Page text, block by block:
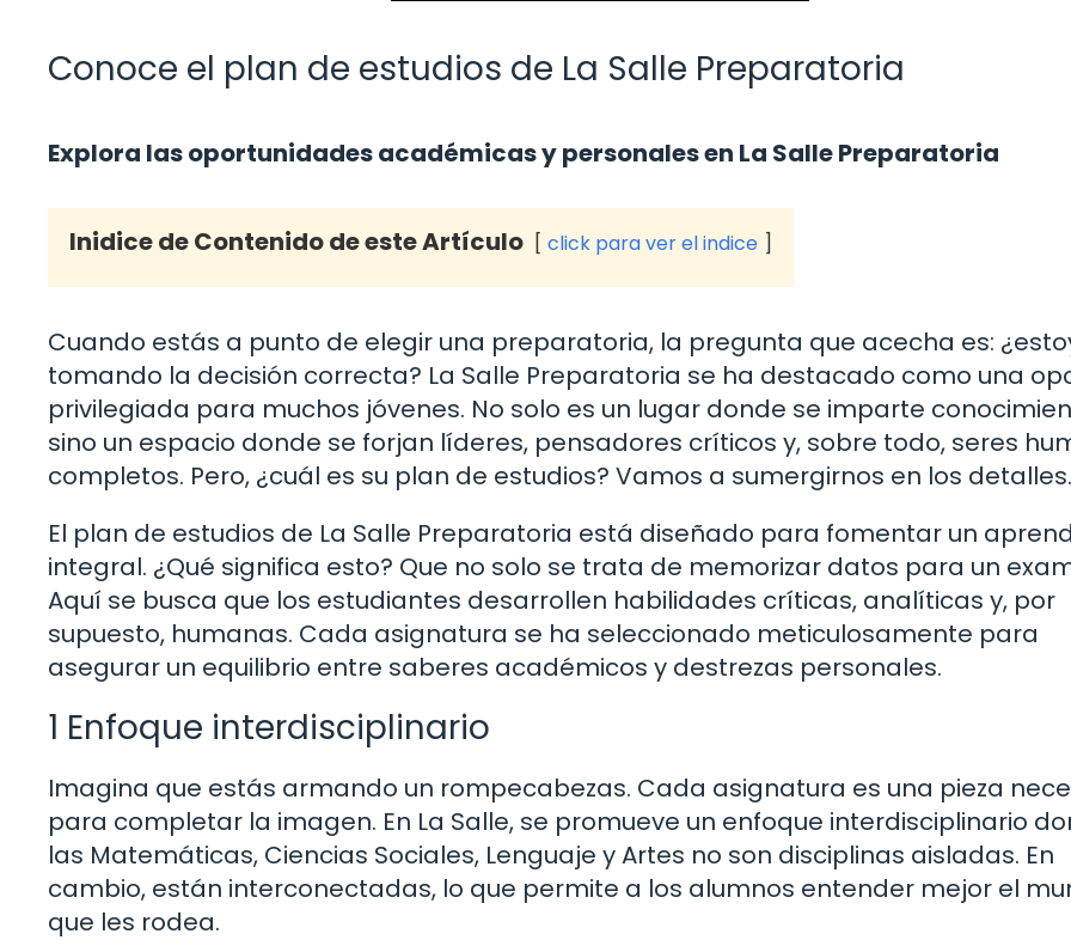
Conoce el plan de estudios de La Salle Preparatoria
Explora las oportunidades académicas y personales en La Salle Preparatoria
Inidice de Contenido de este Artículo click para ver el indice
Cuando estás a punto de elegir una preparatoria, la pregunta que acecha es:
tomando la decisión correcta? La Salle Preparatoria se ha destacado como una
privilegiada para muchos jóvenes. No solo es un lugar donde se imparte
sino un espacio donde se forjan líderes, pensadores críticos y, sobre todo, seres
completos. Pero, ¿cuál es su plan de estudios? Vamos a sumergirnos en los detalles.
El plan de estudios de La Salle Preparatoria está diseñado para fomentar un
integral. ¿Qué significa esto? Que no solo se trata de memorizar datos para un
Aquí se busca que los estudiantes desarrollen habilidades críticas, analíticas y, por
supuesto, humanas. Cada asignatura se ha seleccionado meticulosamente para
asegurar un equilibrio entre saberes académicos y destrezas personales.
1 Enfoque interdisciplinario
Imagina que estás armando un rompecabezas. Cada asignatura es una pieza
para completar la imagen. En La Salle, se promueve un enfoque interdisciplinario
las Matemáticas, Ciencias Sociales, Lenguaje y Artes no son disciplinas aisladas. En
cambio, están interconectadas, lo que permite a los alumnos entender mejor el
que les rodea.